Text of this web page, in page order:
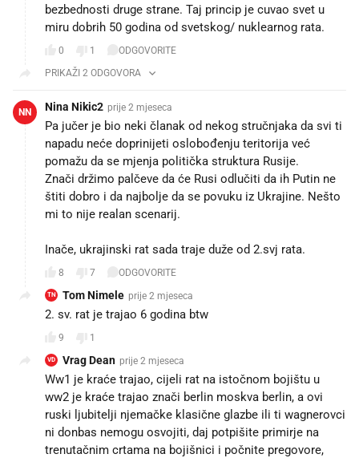
bezbednosti druge strane. Taj princip je cuvao svet u
miru dobrih 50 godina od svetskog/ nuklearnog rata.
0 1
ODGOVORITE
PRIKAŽI 2 ODGOVORA
NN Nina Nikic2 prije 2 mjeseca
Pa jučer je bio neki članak od nekog stručnjaka da svi ti
napadu neće doprinijeti oslobođenju teritorija već
pomažu da se mjenja politička struktura Rusije.
Znači držimo palčeve da će Rusi odlučiti da ih Putin ne
štiti dobro i da najbolje da se povuku iz Ukrajine. Nešto
mi to nije realan scenarij.
Inače, ukrajinski rat sada traje duže od 2.svj rata.
8 7 ODGOVORITE
TN Tom Nimele prije 2 mjeseca
2. sv. rat je trajao 6 godina btw
9 1
VD Vrag Dean prije 2 mjeseca
Ww1 je kraće trajao, cijeli rat na istočnom bojištu u
ww2 je kraće trajao znači berlin moskva berlin, a ovi
ruski ljubitelji njemačke klasične glazbe ili ti wagnerovci
ni donbas nemogu osvojiti, daj potpišite primirje na
trenutačnim crtama na bojišnici i počnite pregovore,